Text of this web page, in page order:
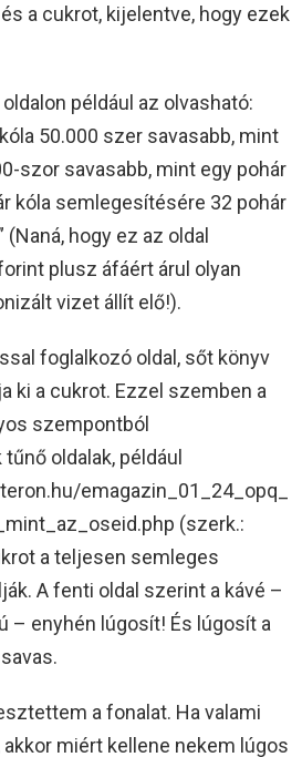
a cukrot, kijelentve, hogy ezek
oldalon például az olvasható:
50.000 szer savasabb, mint
szor savasabb, mint egy pohár
kóla semlegesítésére 32 pohár
hogy ez az oldal
plusz áfáért árul olyan
vizet állít elő!).
foglalkozó oldal, sőt könyv
ki a cukrot. Ezzel szemben a
szempontból
oldalak, például
emagazin_01_24_opq_
(szerk.:
a teljesen semleges
A fenti oldal szerint a kávé –
– enyhén lúgosít! És lúgosít a
a fonalat. Ha valami
miért kellene nekem lúgos